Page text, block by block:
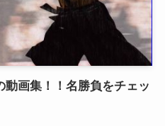
画集！！名勝負をチェッ